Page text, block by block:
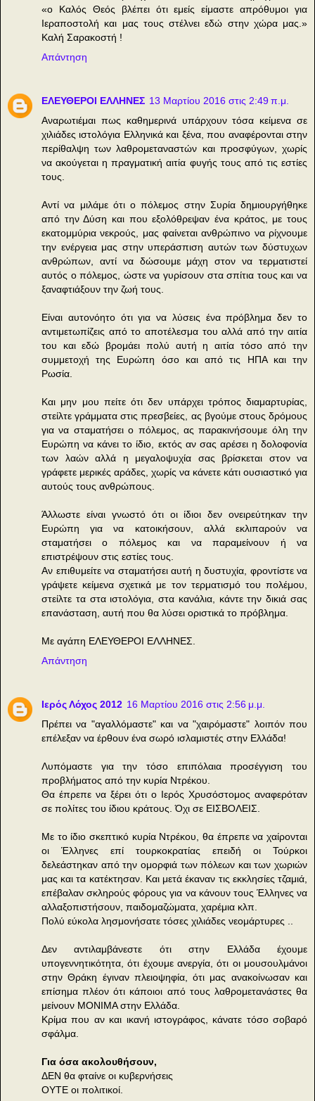
«ο Καλός Θεός βλέπει ότι εμείς είμαστε απρόθυμοι για
Ιεραποστολή και μας τους στέλνει εδώ στην χώρα μας.»
Καλή Σαρακοστή !
Απάντηση
ΕΛΕΥΘΕΡΟΙ ΕΛΛΗΝΕΣ 13 Μαρτίου 2016 στις 2:49 π.μ.
Αναρωτιέμαι πως καθημερινά υπάρχουν τόσα κείμενα σε
χιλιάδες ιστολόγια Ελληνικά και ξένα, που αναφέρονται στην
περίθαλψη των λαθρομεταναστών και προσφύγων, χωρίς
να ακούγεται η πραγματική αιτία φυγής τους από τις εστίες
τους.
Αντί να μιλάμε ότι ο πόλεμος στην Συρία δημιουργήθηκε
από την Δύση και που εξολόθρεψαν ένα κράτος, με τους
εκατομμύρια νεκρούς, μας φαίνεται ανθρώπινο να ρίχνουμε
την ενέργεια μας στην υπεράσπιση αυτών των δύστυχων
ανθρώπων, αντί να δώσουμε μάχη στον να τερματιστεί
αυτός ο πόλεμος, ώστε να γυρίσουν στα σπίτια τους και να
ξαναφτιάξουν την ζωή τους.
Είναι αυτονόητο ότι για να λύσεις ένα πρόβλημα δεν το
αντιμετωπίζεις από το αποτέλεσμα του αλλά από την αιτία
του και εδώ βρομάει πολύ αυτή η αιτία τόσο από την
συμμετοχή της Ευρώπη όσο και από τις ΗΠΑ και την
Ρωσία.
Και μην μου πείτε ότι δεν υπάρχει τρόπος διαμαρτυρίας,
στείλτε γράμματα στις πρεσβείες, ας βγούμε στους δρόμους
για να σταματήσει ο πόλεμος, ας παρακινήσουμε όλη την
Ευρώπη να κάνει το ίδιο, εκτός αν σας αρέσει η δολοφονία
των λαών αλλά η μεγαλοψυχία σας βρίσκεται στον να
γράφετε μερικές αράδες, χωρίς να κάνετε κάτι ουσιαστικό για
αυτούς τους ανθρώπους.
Άλλωστε είναι γνωστό ότι οι ίδιοι δεν ονειρεύτηκαν την
Ευρώπη για να κατοικήσουν, αλλά εκλιπαρούν να
σταματήσει ο πόλεμος και να παραμείνουν ή να
επιστρέψουν στις εστίες τους.
Αν επιθυμείτε να σταματήσει αυτή η δυστυχία, φροντίστε να
γράψετε κείμενα σχετικά με τον τερματισμό του πολέμου,
στείλτε τα στα ιστολόγια, στα κανάλια, κάντε την δικιά σας
επανάσταση, αυτή που θα λύσει οριστικά το πρόβλημα.
Με αγάπη ΕΛΕΥΘΕΡΟΙ ΕΛΛΗΝΕΣ.
Απάντηση
Ιερός Λόχος 2012 16 Μαρτίου 2016 στις 2:56 μ.μ.
Πρέπει να "αγαλλόμαστε" και να "χαιρόμαστε" λοιπόν που
επέλεξαν να έρθουν ένα σωρό ισλαμιστές στην Ελλάδα!
Λυπόμαστε για την τόσο επιπόλαια προσέγγιση του
προβλήματος από την κυρία Ντρέκου.
Θα έπρεπε να ξέρει ότι ο Ιερός Χρυσόστομος αναφερόταν
σε πολίτες του ίδιου κράτους. Όχι σε ΕΙΣΒΟΛΕΙΣ.
Με το ίδιο σκεπτικό κυρία Ντρέκου, θα έπρεπε να χαίρονται
οι Έλληνες επί τουρκοκρατίας επειδή οι Τούρκοι
δελεάστηκαν από την ομορφιά των πόλεων και των χωριών
μας και τα κατέκτησαν. Και μετά έκαναν τις εκκλησίες τζαμιά,
επέβαλαν σκληρούς φόρους για να κάνουν τους Έλληνες να
αλλαξοπιστήσουν, παιδομαζώματα, χαρέμια κλπ.
Πολύ εύκολα λησμονήσατε τόσες χιλιάδες νεομάρτυρες ..
Δεν αντιλαμβάνεστε ότι στην Ελλάδα έχουμε
υπογεννητικότητα, ότι έχουμε ανεργία, ότι οι μουσουλμάνοι
στην Θράκη έγιναν πλειοψηφία, ότι μας ανακοίνωσαν και
επίσημα πλέον ότι κάποιοι από τους λαθρομετανάστες θα
μείνουν ΜΟΝΙΜΑ στην Ελλάδα.
Κρίμα που αν και ικανή ιστογράφος, κάνατε τόσο σοβαρό
σφάλμα.
Για όσα ακολουθήσουν,
ΔΕΝ θα φταίνε οι κυβερνήσεις
ΟΥΤΕ οι πολιτικοί.